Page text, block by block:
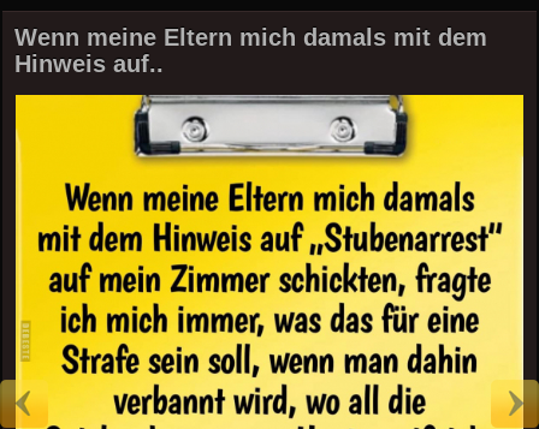
Wenn meine Eltern mich damals mit dem
Hinweis auf..